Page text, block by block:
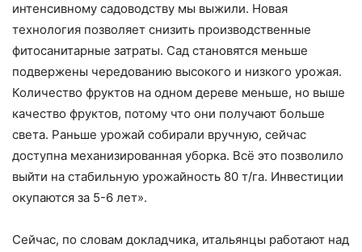
интенсивному садоводству мы выжили. Новая
технология позволяет снизить производственные
фитосанитарные затраты. Сад становятся меньше
подвержены чередованию высокого и низкого урожая.
Количество фруктов на одном дереве меньше, но выше
качество фруктов, потому что они получают больше
света. Раньше урожай собирали вручную, сейчас
доступна механизированная уборка. Всё это позволило
выйти на стабильную урожайность 80 т/га. Инвестиции
окупаются за 5-6 лет».
Сейчас, по словам докладчика, итальянцы работают над